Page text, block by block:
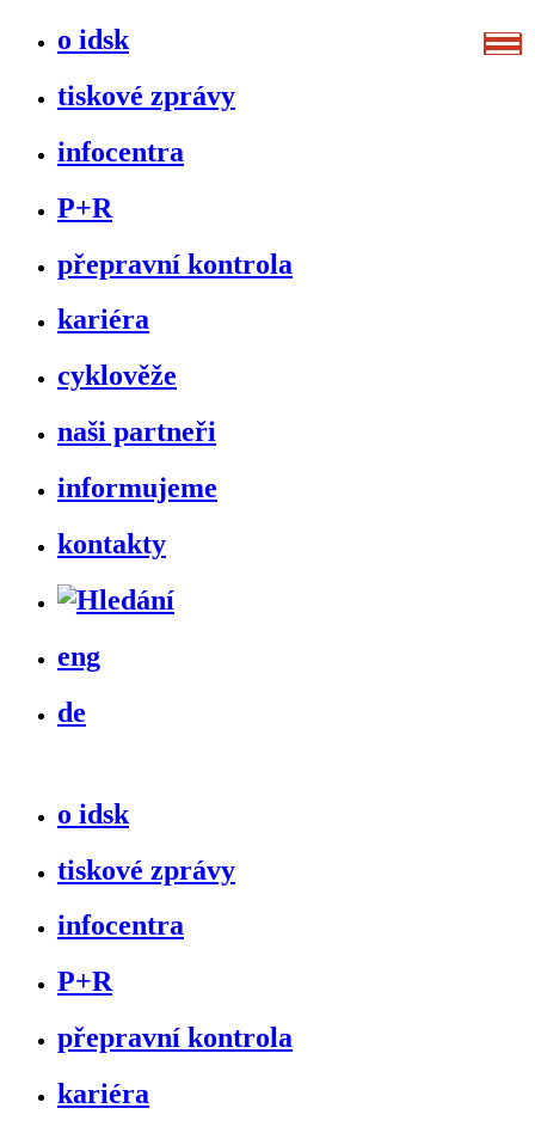
o idsk
tiskové zprávy
infocentra
P+R
přepravní kontrola
kariéra
cyklověže
naši partneři
informujeme
kontakty
eng
de
o idsk
tiskové zprávy
infocentra
P+R
přepravní kontrola
kariéra